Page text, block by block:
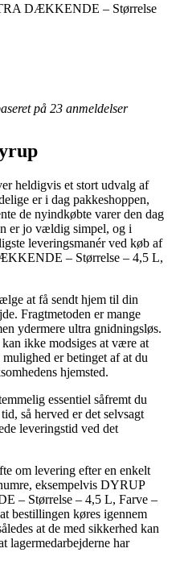
DÆKKENDE – Størrelse
på 23 anmeldelser
heldigvis et stort udvalg af
er i dag pakkeshoppen,
de nyindkøbte varer den dag
er jo vældig simpel, og i
leveringsmanér ved køb af
– Størrelse – 4,5 L,
at få sendt hjem til din
Fragtmetoden er mange
ydermere ultra gnidningsløs.
ikke modsiges at være at
er betinget af at du
hjemsted.
essentiel såfremt du
så herved er det selvsagt
leveringstid ved det
om levering efter en enkelt
eksempelvis DYRUP
– Størrelse – 4,5 L, Farve –
bestillingen køres igennem
at de med sikkerhed kan
lagermedarbejderne har